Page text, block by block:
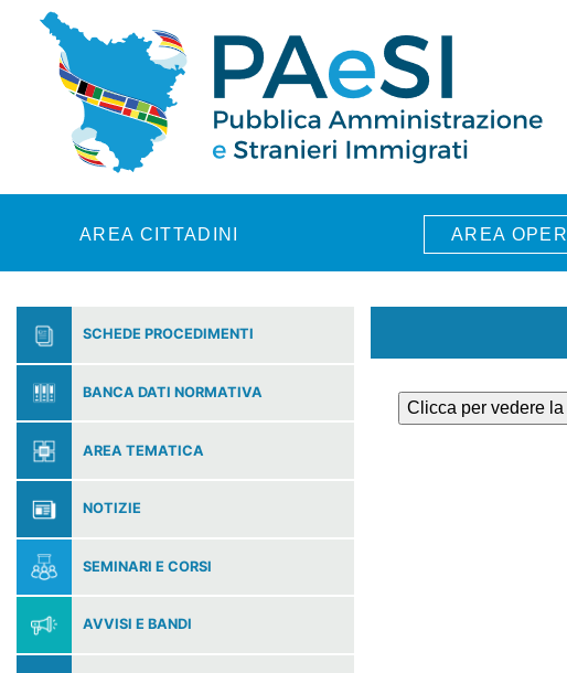
Skip to main content
AREA CITTADINI AREA
SCHEDE PROCEDIMENTI
BANCA DATI NORMATIVA
AREA TEMATICA
NOTIZIE
SEMINARI E CORSI
AVVISI E BANDI
Clicca per vedere la